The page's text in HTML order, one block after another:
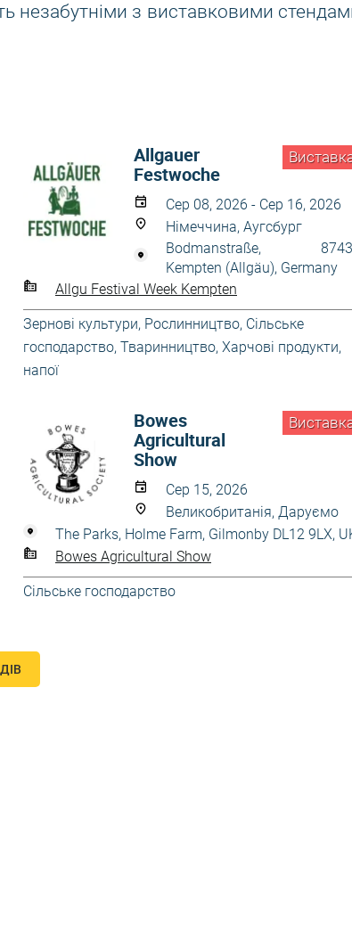
незабутніми з виставковими
Allgauer
Festwoche
Сер 08, 2026 - Сер 16, 2026
Німеччина, Аугсбург
Bodmanstraße,
Kempten (Allgäu), Germany
Allgu Festival Week Kempten
Зернові культури, Рослинництво, Сільське
господарство, Тваринництво, Харчові продукти,
напої
Bowes
Agricultural
Show
Сер 15, 2026
Великобританія, Даруємо
The Parks, Holme Farm, Gilmonby DL12 9LX,
Bowes Agricultural Show
Сільське господарство